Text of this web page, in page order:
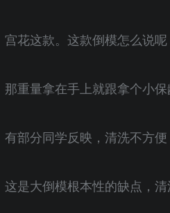
宫花这款。这款倒模怎么说呢
那重量拿在手上就跟拿个小保
有部分同学反映，清洗不方便
这是大倒模根本性的缺点，